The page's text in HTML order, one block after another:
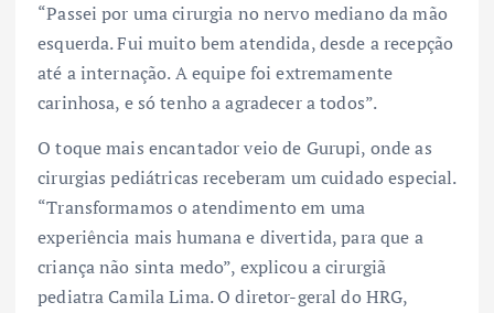
“Passei por uma cirurgia no nervo mediano da mão
esquerda. Fui muito bem atendida, desde a recepção
até a internação. A equipe foi extremamente
carinhosa, e só tenho a agradecer a todos”.
O toque mais encantador veio de Gurupi, onde as
cirurgias pediátricas receberam um cuidado especial.
“Transformamos o atendimento em uma
experiência mais humana e divertida, para que a
criança não sinta medo”, explicou a cirurgiã
pediatra Camila Lima. O diretor-geral do HRG,